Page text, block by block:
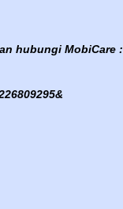
hubungi MobiCare :